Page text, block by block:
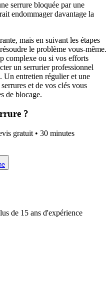
serrure bloquée par une
endommager davantage la
mais en suivant les étapes
le problème vous-même.
complexe ou si vos efforts
un serrurier professionnel
Un entretien régulier et une
et de vos clés vous
de blocage.
?
gratuit • 30 minutes
de 15 ans d'expérience